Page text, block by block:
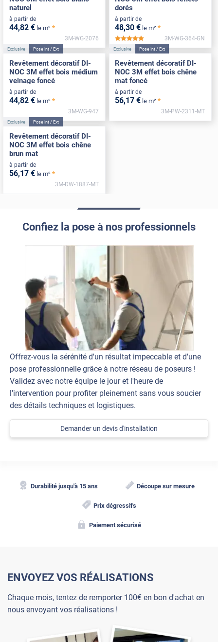
naturel
à partir de
44,82 € le m² *
3M-WG-2076
dorés
à partir de
48,30 € le m² *
3M-WG-364-GN
Exclusive Pose Int / Ext
Revêtement décoratif DI-
NOC 3M effet bois médium
veinage foncé
à partir de
44,82 € le m² *
3M-WG-947
Exclusive Pose Int / Ext
Revêtement décoratif DI-
NOC 3M effet bois chêne
mat foncé
à partir de
56,17 € le m² *
3M-PW-2311-MT
Exclusive Pose Int / Ext
Revêtement décoratif DI-
NOC 3M effet bois chêne
brun mat
à partir de
56,17 € le m² *
3M-DW-1887-MT
Confiez la pose à nos professionnels
Offrez-vous la sérénité d'un résultat impeccable et d'une
pose professionnelle grâce à notre réseau de poseurs !
Validez avec notre équipe le jour et l'heure de
l'intervention pour profiter pleinement sans vous soucier
des détails techniques et logistiques.
Demander un devis d'installation
Durabilité jusqu'à 15 ans Découpe sur mesure
Prix dégressifs
Paiement sécurisé
ENVOYEZ VOS RÉALISATIONS
Chaque mois, tentez de remporter 100€ en bon d'achat en
nous envoyant vos réalisations !